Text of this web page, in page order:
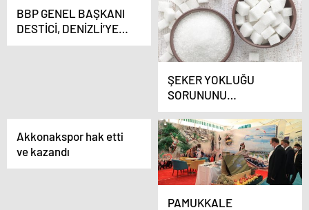
BBP GENEL BAŞKANI
DESTİCİ, DENİZLİ’YE
GELİYOR
ŞEKER YOKLUĞU
SORUNUNU
BAKKALLAR ÇÖZER
Akkonakspor hak etti
ve kazandı
PAMUKKALE